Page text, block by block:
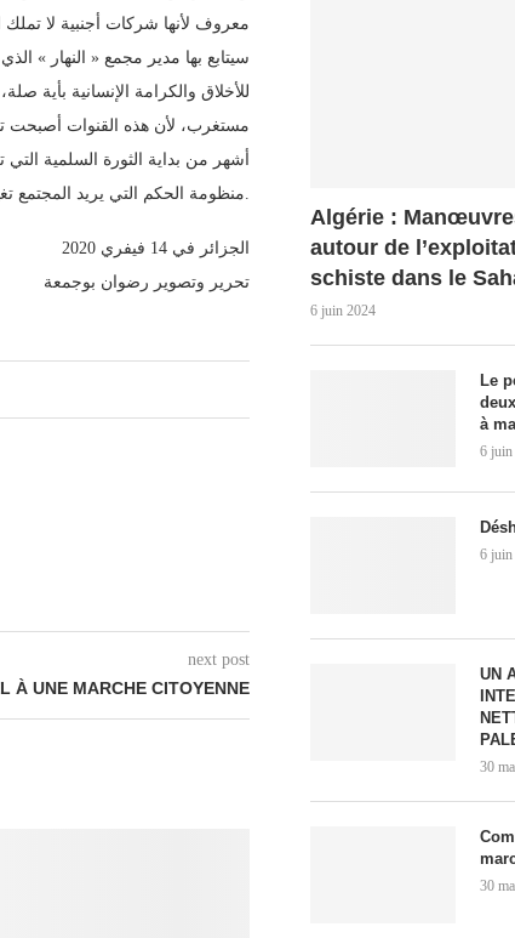
معروف لأنها شركات أجنبية لا تملك
سيتابع بها مدير مجمع « النهار »
للأخلاق والكرامة الإنسانية
أشهر من بداية الثورة السلمية التي
منظومة الحكم التي يريد المجتمع تغييرها بغية بناء الدولة وحماية الأمة.
الجزائر في 14 فيفري 2020
تحرير وتصوير رضوان بوجمعة
next post
À UNE MARCHE CITOYENNE
Algérie :
autour de
schiste dans le
6 juin 2024
Le
à
6 juin
6 juin
UN
30
30